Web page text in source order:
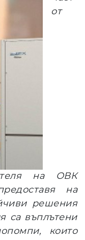
от
на ОВК
на
решения
са въплътени
които